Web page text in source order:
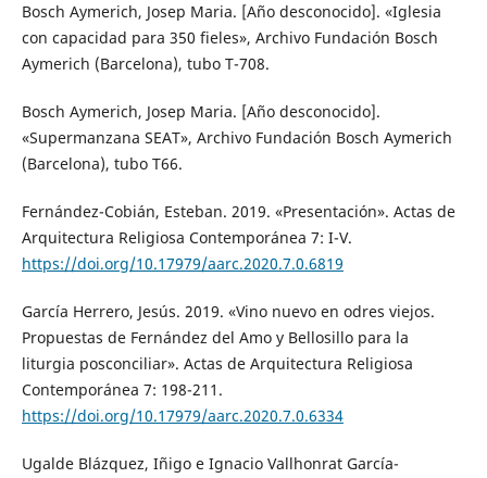
Bosch Aymerich, Josep Maria. [Año desconocido]. «Iglesia
con capacidad para 350 fieles», Archivo Fundación Bosch
Aymerich (Barcelona), tubo T-708.
Bosch Aymerich, Josep Maria. [Año desconocido].
«Supermanzana SEAT», Archivo Fundación Bosch Aymerich
(Barcelona), tubo T66.
Fernández-Cobián, Esteban. 2019. «Presentación». Actas de
Arquitectura Religiosa Contemporánea 7: I-V.
https://doi.org/10.17979/aarc.2020.7.0.6819
García Herrero, Jesús. 2019. «Vino nuevo en odres viejos.
Propuestas de Fernández del Amo y Bellosillo para la
liturgia posconciliar». Actas de Arquitectura Religiosa
Contemporánea 7: 198-211.
https://doi.org/10.17979/aarc.2020.7.0.6334
Ugalde Blázquez, Iñigo e Ignacio Vallhonrat García-